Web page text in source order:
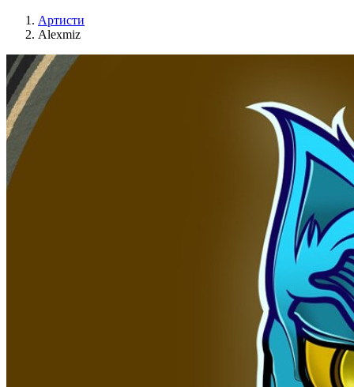
Артисти
Alexmiz